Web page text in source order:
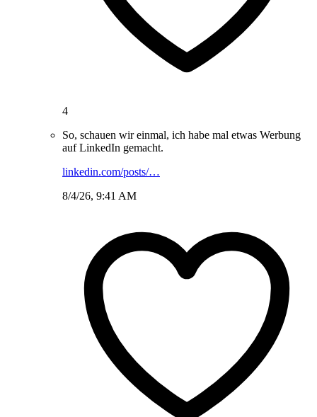
4
So, schauen wir einmal, ich habe mal etwas Werbung
auf LinkedIn gemacht.
linkedin.com/posts/…
8/4/26, 9:41 AM